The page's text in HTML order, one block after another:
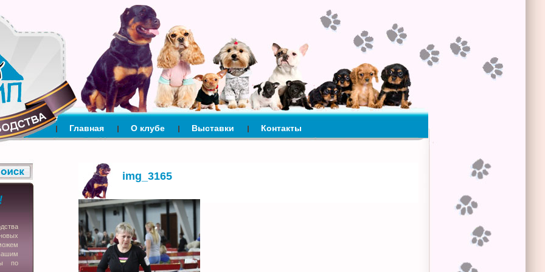
Главная О клубе Выставки Контакты
по
img_3165